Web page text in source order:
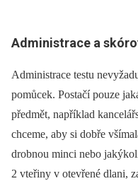
Administrace a
Administrace testu
pomůcek. Postačí pouze
předmět, například
chceme, aby si dobře
drobnou minci nebo
2 vteřiny v otevřené dlani,